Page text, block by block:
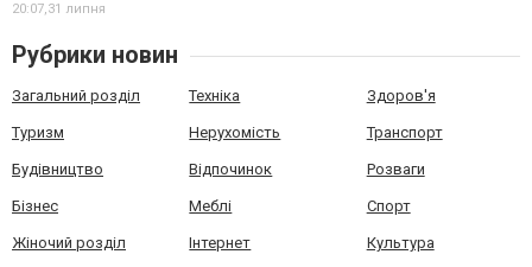
20:07,31 липня
Рубрики новин
Загальний розділ Техніка Здоров'я
Туризм Нерухомість Транспорт
Будівництво Відпочинок Розваги
Бізнес Меблі Спорт
Жіночий розділ Інтернет Культура